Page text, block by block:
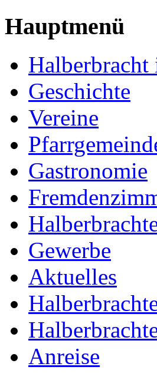
Hauptmenü
Halberbracht
Geschichte
Vereine
Gastronomie
Gewerbe
Aktuelles
Anreise